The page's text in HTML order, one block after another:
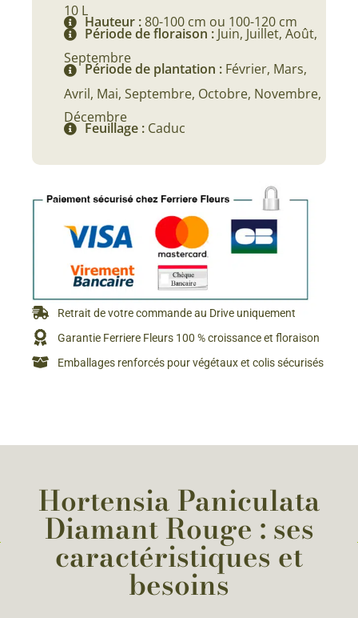
10 L
Hauteur :80-100 cm ou 100-120 cm
Période de floraison : Juin, Juillet, Août,
Septembre
Période de plantation : Février, Mars,
Avril, Mai, Septembre, Octobre, Novembre,
Décembre
Feuillage : Caduc
Retrait de votre commande au Drive uniquement
Garantie Ferriere Fleurs 100 % croissance et floraison
Emballages renforcés pour végétaux et colis sécurisés
Hortensia Paniculata
Diamant Rouge : ses
caractéristiques et
besoins